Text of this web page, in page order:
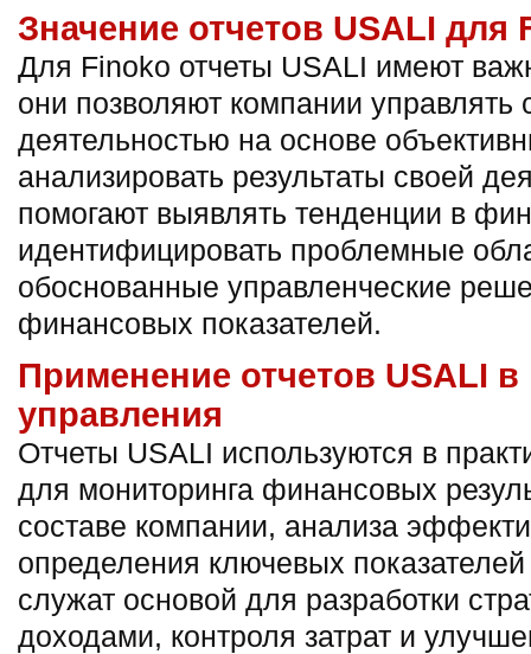
Значение отчетов USALI для
Для Finoko отчеты USALI имеют
они позволяют компании
деятельностью на основе
анализировать результаты своей
помогают выявлять тенденции в
идентифицировать проблемные
обоснованные управленческие
финансовых показателей.
Применение отчетов USALI в
управления
Отчеты USALI используются в
для мониторинга финансовых
составе компании, анализа
определения ключевых
служат основой для разработки
доходами, контроля затрат и